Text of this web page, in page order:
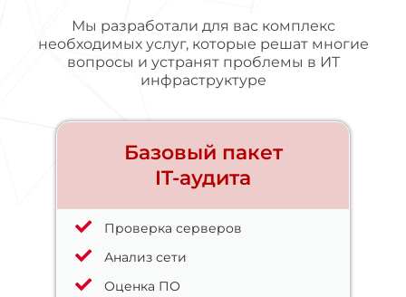
Мы разработали для вас комплекс
необходимых услуг, которые решат многие
вопросы и устранят проблемы в ИТ
инфраструктуре
Базовый пакет
IT-аудита
Проверка серверов
Анализ сети
Оценка ПО